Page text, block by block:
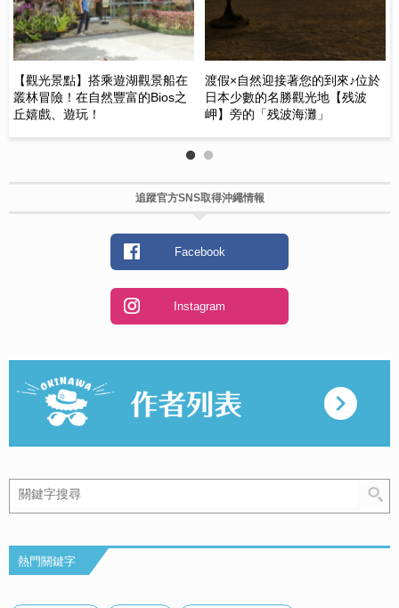
【觀光景點】搭乘遊湖觀景船在
叢林冒險！在自然豐富的Bios之
丘嬉戲、遊玩！
渡假×自然迎接著您的到來♪位於
日本少數的名勝觀光地【残波
岬】旁的「残波海灘」
追蹤官方SNS取得沖繩情報
Facebook
Instagram
熱門關鍵字